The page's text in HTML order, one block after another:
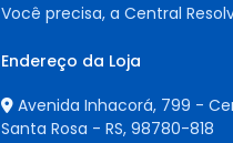
Você precisa, a Central
Endereço da Loja
Avenida Inhacorá, 799 -
Santa Rosa - RS, 98780-818